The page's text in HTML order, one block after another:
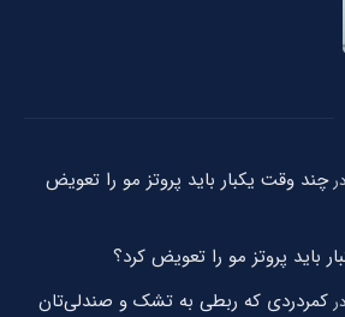
درچند وقت یکبار باید پروتز مو را تعویض
باید پروتز مو را تعویض کرد؟
در کمردردی که ربطی به تشک و صندلی‌تان